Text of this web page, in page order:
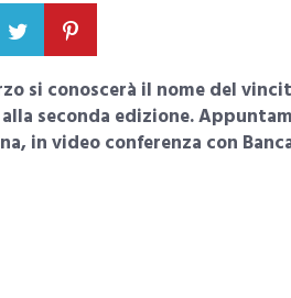
si conoscerà il nome del
seconda edizione.
in video conferenza con